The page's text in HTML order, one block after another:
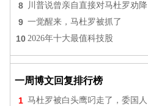
8 川普说曾亲自直接对马杜罗劝降
9 一觉醒来，马杜罗被抓了
10 2026年十大最值科技股
一周博文回复排行榜
1 马杜罗被白头鹰叼走了，委国人